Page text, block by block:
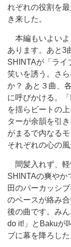
れぞれの役割を
き来した。
本編もいよいよ
あります。あと3
SHINTAが「ライ
笑いを誘う。さ
か？ あと３曲、
に呼びかける。
を揺らビートの
ターが余韻を引
がまるで内なる
それぞれの心の
間髪入れず、軽
SHINTAの爽やか
田のパーカッシ
のベースが絡み
後の曲です。み
do it!」とBakuが
ブに幕を降ろした